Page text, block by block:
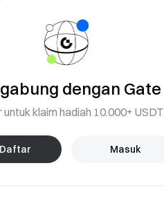
dengan Gate
klaim hadiah 10.000+ USDT
Daftar Masuk